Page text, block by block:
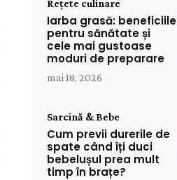
Rețete culinare
Iarba grasă: beneficiile
pentru sănătate și
cele mai gustoase
moduri de preparare
mai 18, 2026
Sarcină & Bebe
Cum previi durerile de
spate când îți duci
bebelușul prea mult
timp în brațe?